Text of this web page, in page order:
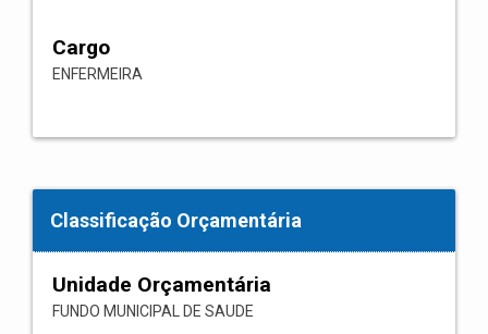
Cargo
ENFERMEIRA
Classificação Orçamentária
Unidade Orçamentária
FUNDO MUNICIPAL DE SAUDE